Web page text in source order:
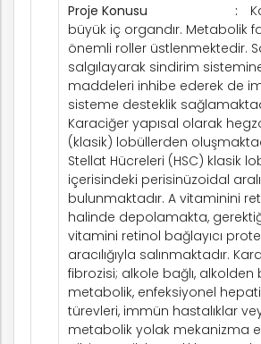
Proje Konusu
büyük iç organdır. Metabolik
önemli roller üstlenmektedir.
salgılayarak sindirim
maddeleri inhibe ederek de
sisteme desteklik
Karaciğer yapısal olarak
(klasik) lobüllerden
Stellat Hücreleri (HSC) klasik
içerisindeki perisinüzoidal
bulunmaktadır. A vitaminini
halinde depolamakta,
vitamini retinol bağlayıcı
aracılığıyla salınmaktadır.
fibrozisi; alkole bağlı, alkolden
metabolik, enfeksiyonel
türevleri, immün hastalıklar
metabolik yolak mekanizma